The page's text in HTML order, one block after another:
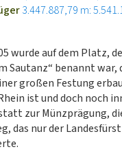
3.447.887,79 m:
wurde auf dem Platz,
Sautanz“ benannt war,
großen Festung
ist und doch noch
zur Münzprägung,
das nur der